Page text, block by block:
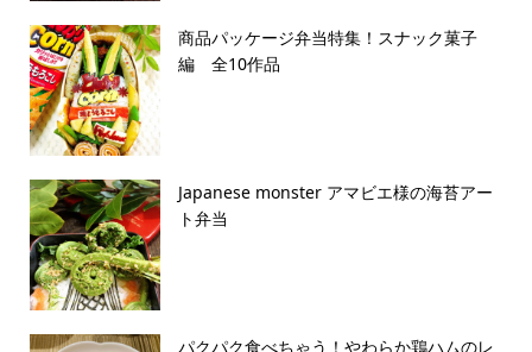
商品パッケージ弁当特集！スナック菓子
編 全10作品
Japanese monster アマビエ様の海苔アー
ト弁当
パクパク食べちゃう！やわらか鶏ハムのレ